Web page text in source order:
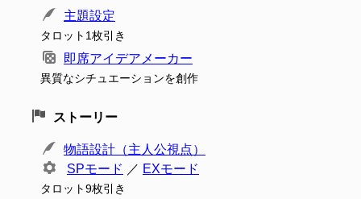
主題設定
タロット1枚引き
即席アイデアメーカー
異質なシチュエーションを創作
ストーリー
物語設計（主人公視点）
SPモード ／ EXモード
タロット9枚引き